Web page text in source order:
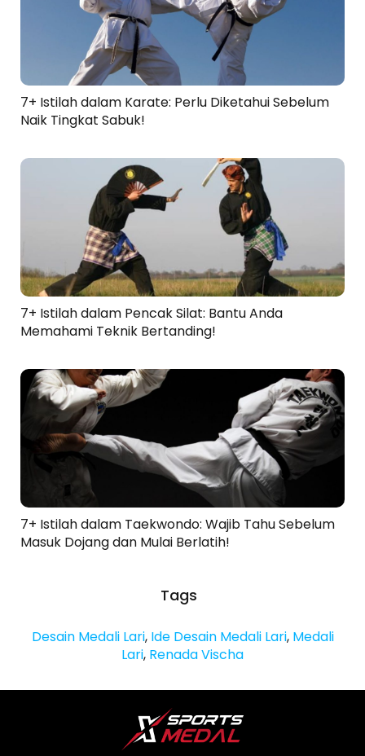
7+ Istilah dalam Karate: Perlu Diketahui Sebelum
Naik Tingkat Sabuk!
7+ Istilah dalam Pencak Silat: Bantu Anda
Memahami Teknik Bertanding!
7+ Istilah dalam Taekwondo: Wajib Tahu Sebelum
Masuk Dojang dan Mulai Berlatih!
Tags
Desain Medali Lari, Ide Desain Medali Lari, Medali
Lari, Renada Vischa